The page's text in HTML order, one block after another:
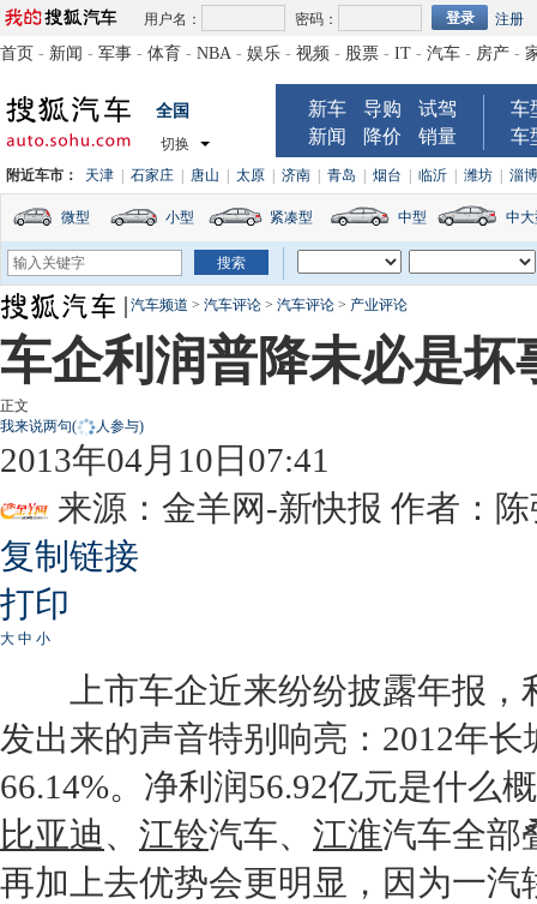
用户名： 密码： 注册
首页 - 新闻 - 军事 - 体育 - NBA - 娱乐 - 视频 - 股票 - IT - 汽车 - 房产 -
全国
切换
新车 导购
试驾
新闻
降价 销量
车
车
附近车市： 天津 石家庄 唐山 太原 济南 青岛 烟台 临沂 潍坊 淄博
微型 小型 紧凑型 中型 中
汽车频道 > 汽车评论 > 汽车评论 > 产业评论
车企利润普降未必是
正文
我来说两句( 人参与)
2013年04月10日07:41
来源： 金羊网-新快报 作者：
复制链接
打印
大 中 小
上市车企近来纷纷披露年报，
发出来的声音特别响亮：2012年长
66.14%。净利润56.92亿元是什么
比亚迪 、 江铃汽车、 江淮汽车全部
再加上去优势会更明显，因为一汽